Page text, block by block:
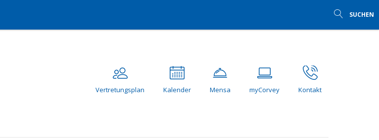
SUCHEN
Vertretungsplan Kalender Mensa myCorvey Kontakt